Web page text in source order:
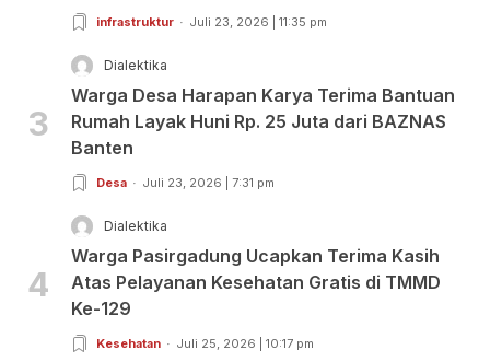
infrastruktur Juli 23, 2026 | 11:35 pm
3
Dialektika
Warga Desa Harapan Karya Terima Bantuan
Rumah Layak Huni Rp. 25 Juta dari BAZNAS
Banten
Desa Juli 23, 2026 | 7:31 pm
4
Dialektika
Warga Pasirgadung Ucapkan Terima Kasih
Atas Pelayanan Kesehatan Gratis di TMMD
Ke-129
Kesehatan Juli 25, 2026 | 10:17 pm